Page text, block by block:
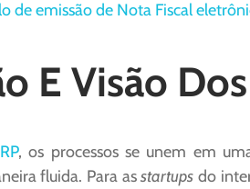
de emissão de Nota Fiscal
E Visão
, os processos se unem em
fluida. Para asstartups do